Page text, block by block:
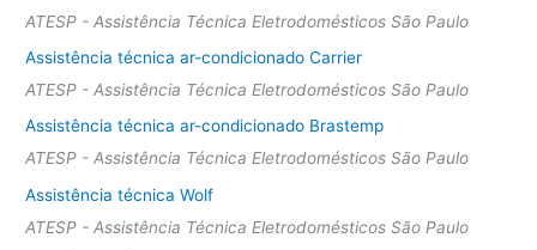
ATESP - Assistência Técnica Eletrodomésticos São Paulo
Assistência técnica ar-condicionado Carrier
ATESP - Assistência Técnica Eletrodomésticos São Paulo
Assistência técnica ar-condicionado Brastemp
ATESP - Assistência Técnica Eletrodomésticos São Paulo
Assistência técnica Wolf
ATESP - Assistência Técnica Eletrodomésticos São Paulo